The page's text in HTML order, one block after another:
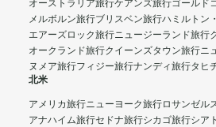
オーストラリア旅行ケアンズ旅行ゴールド
メルボルン旅行ブリスベン旅行ハミルトン
エアーズロック旅行ニュージーランド旅行
オークランド旅行クイーンズタウン旅行ニ
ヌメア旅行フィジー旅行ナンディ旅行タヒ
北米
アメリカ旅行ニューヨーク旅行ロサンゼル
アナハイム旅行セドナ旅行シカゴ旅行シア